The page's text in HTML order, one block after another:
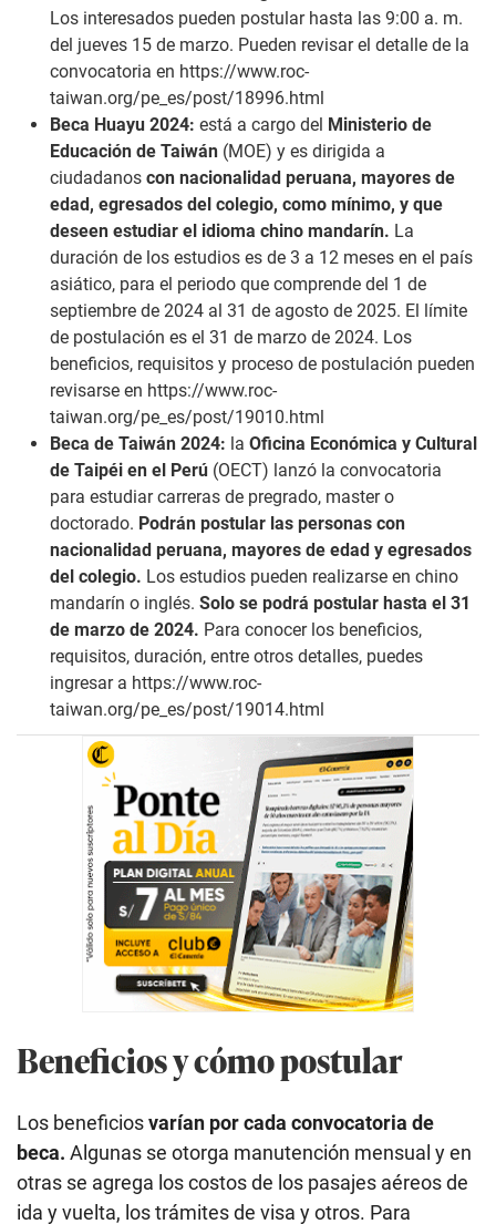
Los interesados pueden postular hasta las 9:00 a. m.
del jueves 15 de marzo. Pueden revisar el detalle de la
convocatoria en https://www.roc-
taiwan.org/pe_es/post/18996.html
Beca Huayu 2024: está a cargo del Ministerio de
Educación de Taiwán (MOE) y es dirigida a
ciudadanos con nacionalidad peruana, mayores de
edad, egresados del colegio, como mínimo, y que
deseen estudiar el idioma chino mandarín. La
duración de los estudios es de 3 a 12 meses en el país
asiático, para el periodo que comprende del 1 de
septiembre de 2024 al 31 de agosto de 2025. El límite
de postulación es el 31 de marzo de 2024. Los
beneficios, requisitos y proceso de postulación pueden
revisarse en https://www.roc-
taiwan.org/pe_es/post/19010.html
Beca de Taiwán 2024: la Oficina Económica y Cultural
de Taipéi en el Perú (OECT) lanzó la convocatoria
para estudiar carreras de pregrado, master o
doctorado. Podrán postular las personas con
nacionalidad peruana, mayores de edad y egresados
del colegio. Los estudios pueden realizarse en chino
mandarín o inglés. Solo se podrá postular hasta el 31
de marzo de 2024. Para conocer los beneficios,
requisitos, duración, entre otros detalles, puedes
ingresar a https://www.roc-
taiwan.org/pe_es/post/19014.html
Beneficios y cómo postular
Los beneficiosvarían por cada convocatoria de
beca. Algunas se otorga manutención mensual y en
otras se agrega los costos de los pasajes aéreos de
ida y vuelta, los trámites de visa y otros. Para